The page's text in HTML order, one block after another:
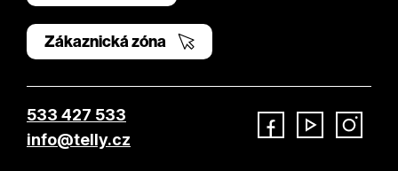
Zákaznická zóna
533 427 533
info@telly.cz